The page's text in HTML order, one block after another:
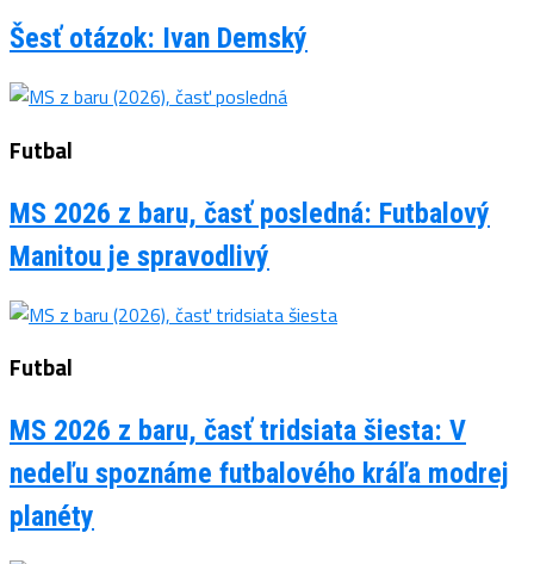
Šesť otázok: Ivan Demský
Futbal
MS 2026 z baru, časť posledná: Futbalový
Manitou je spravodlivý
Futbal
MS 2026 z baru, časť tridsiata šiesta: V
nedeľu spoznáme futbalového kráľa modrej
planéty